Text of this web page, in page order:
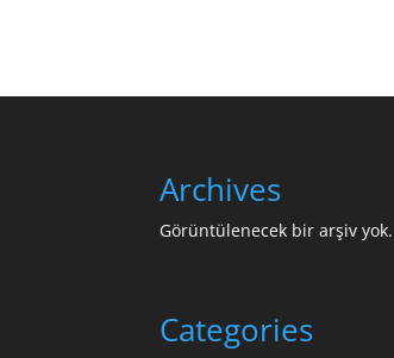
Archives
Görüntülenecek bir arşiv yok.
Categories